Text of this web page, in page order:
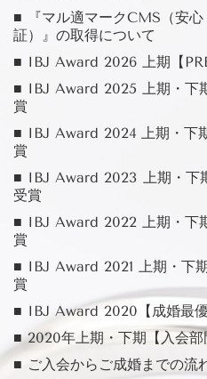
■ 『マル適マークCMS（安
証）』の取得について
■ IBJ Award 2026 上期【
■ IBJ Award 2025 上期・下
賞
■ IBJ Award 2024 上期・下
賞
■ IBJ Award 2023 上期・下
受賞
■ IBJ Award 2022 上期・下
賞
■ IBJ Award 2021 上期・下
賞
■ IBJ Award 2020【成婚最
■ 2020年上期・下期【入会
■ ご入会からご成婚までの流